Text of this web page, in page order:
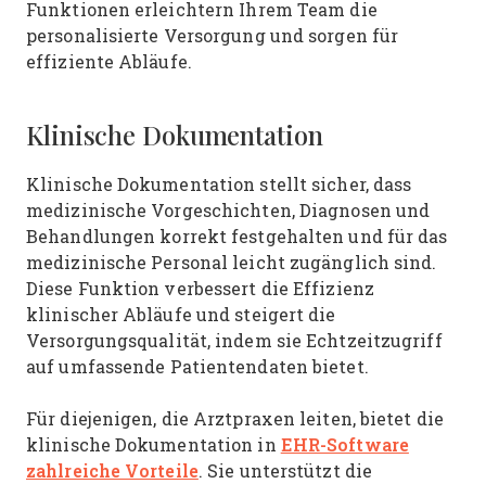
Funktionen erleichtern Ihrem Team die
personalisierte Versorgung und sorgen für
effiziente Abläufe.
Klinische Dokumentation
Klinische Dokumentation stellt sicher, dass
medizinische Vorgeschichten, Diagnosen und
Behandlungen korrekt festgehalten und für das
medizinische Personal leicht zugänglich sind.
Diese Funktion verbessert die Effizienz
klinischer Abläufe und steigert die
Versorgungsqualität, indem sie Echtzeitzugriff
auf umfassende Patientendaten bietet.
Für diejenigen, die Arztpraxen leiten, bietet die
klinische Dokumentation in EHR-Software
zahlreiche Vorteile. Sie unterstützt die